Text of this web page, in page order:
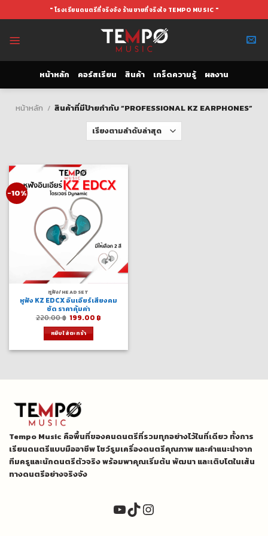
to
" โรงเรียนดนตรีที่จริงจัง ร้านขายที่จริงใจ TEMPO MUSIC "
หน้าหลัก คอร์สเรียน สินค้า เกร็ดความรู้ ผลงาน
หน้าหลัก / สินค้าที่มีป้ายกำกับ “PROFESSIONAL KZ EARPHONES”
-10%
หูฟัง/HEADSET
หูฟัง KZ EDCX อินเอียร์เสียงคม
ชัด ราคาคุ้มค่า
220.00฿ Original
was:
220.00 ฿.
199.00 ฿
หยิบใส่ตะกร้า
Tempo Music คือพื้นที่ของคนดนตรีที่รวมทุกอย่างไว้ในที่เดียว ทั้งการ
เรียนดนตรีแบบมืออาชีพ โชว์รูมเครื่องดนตรีคุณภาพ และคำแนะนำจาก
ทีมครูและนักดนตรีตัวจริง พร้อมพาคุณเริ่มต้น พัฒนา และเติบโตในเส้น
ทางดนตรีอย่างจริงจัง
YouTube
TikTok
Instagram